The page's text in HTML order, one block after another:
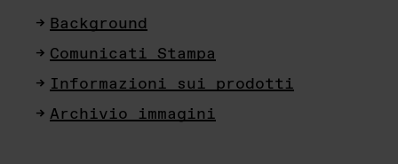
Background
Comunicati Stampa
Informazioni sui prodotti
Archivio immagini